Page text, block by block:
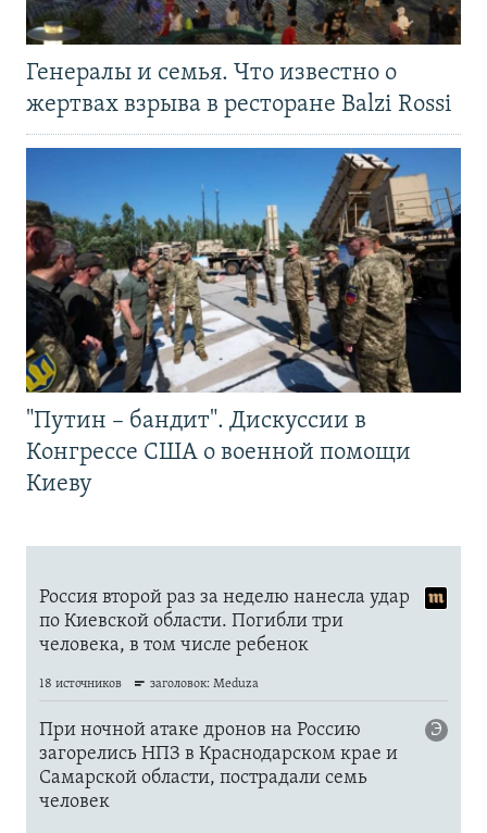
Генералы и семья. Что известно о
жертвах взрыва в ресторане Balzi Rossi
"Путин – бандит". Дискуссии в
Конгрессе США о военной помощи
Киеву